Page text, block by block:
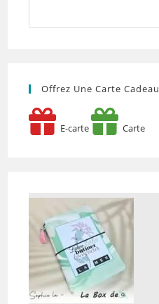
Offrez Une Carte Cadeau
E-carte Carte